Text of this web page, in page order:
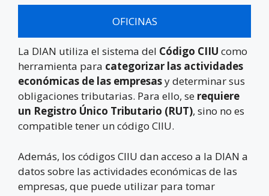
OFICINAS
La DIAN utiliza el sistema del Código CIIU como
herramienta para categorizar las actividades
económicas de las empresasy determinar sus
obligaciones tributarias. Para ello, se requiere
un Registro Único Tributario (RUT), sino no es
compatible tener un código CIIU.
Además, los códigos CIIU dan acceso a la DIAN a
datos sobre las actividades económicas de las
empresas, que puede utilizar para tomar